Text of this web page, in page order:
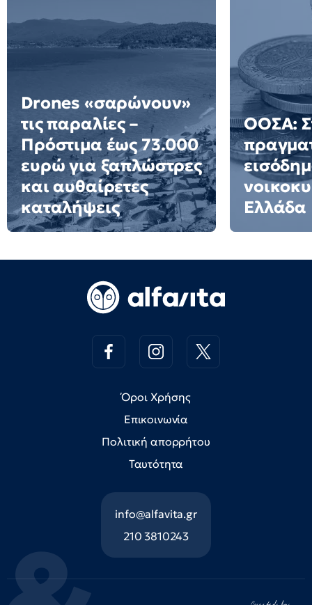
Drones «σαρώνουν»
τις παραλίες –
Πρόστιμα έως 73.000
ευρώ για ξαπλώστρες
και αυθαίρετες
καταλήψεις
ΟΟΣΑ:
Ελλάδα
Όροι Χρήσης
Επικοινωνία
Πολιτική απορρήτου
Ταυτότητα
info@alfavita.gr
210 3810243